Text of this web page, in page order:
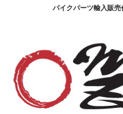
バイクパーツ輸入販